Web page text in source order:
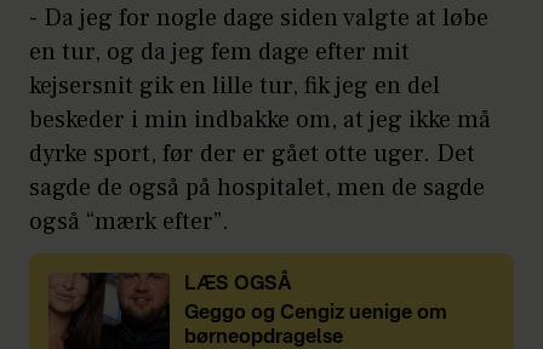
- Da jeg for nogle dage siden valgte at løbe
en tur, og da jeg fem dage efter mit
kejsersnit gik en lille tur, fik jeg en del
beskeder i min indbakke om, at jeg ikke må
dyrke sport, før der er gået otte uger. Det
sagde de også på hospitalet, men de sagde
også “mærk efter”.
LÆS OGSÅ
Geggo og Cengiz uenige om
børneopdragelse